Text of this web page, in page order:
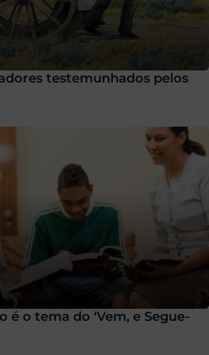
testemunhados pelos
é o tema do ‘Vem, e Segue-